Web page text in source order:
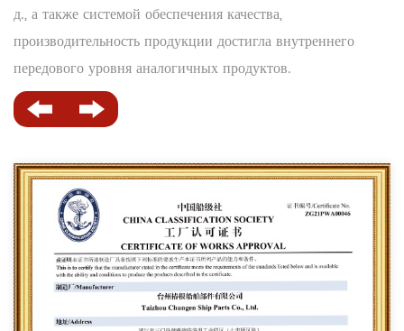
д., а также системой обеспечения качества,
производительность продукции достигла внутреннего
передового уровня аналогичных продуктов.